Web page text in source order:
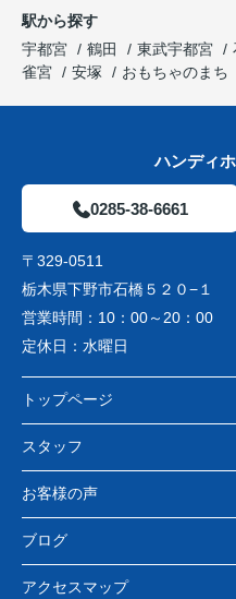
駅から探す
宇都宮
鶴田 東武宇都宮
雀宮
安塚 おもちゃのまち
ハンディ
0285-38-6661
〒329-0511
栃木県下野市石橋５２０−１
営業時間： 10：00～20：00
定休日： 水曜日
トップページ
スタッフ
お客様の声
ブログ
アクセスマップ